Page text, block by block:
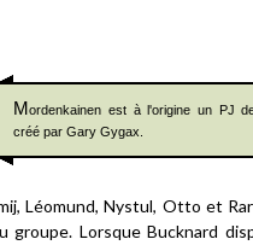
Mordenkainen est à l'origine un PJ
créé par Gary Gygax.
Léomund, Nystul, Otto et
Lorsque Bucknard